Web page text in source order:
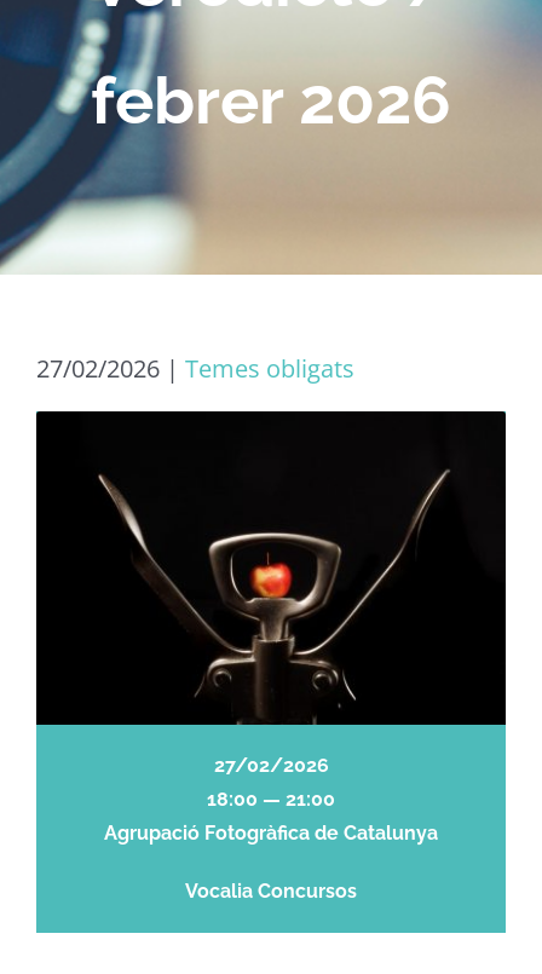
febrer 2026
27/02/2026 | Temes obligats
27/02/2026
18:00 — 21:00
Agrupació Fotogràfica de Catalunya
Vocalia Concursos